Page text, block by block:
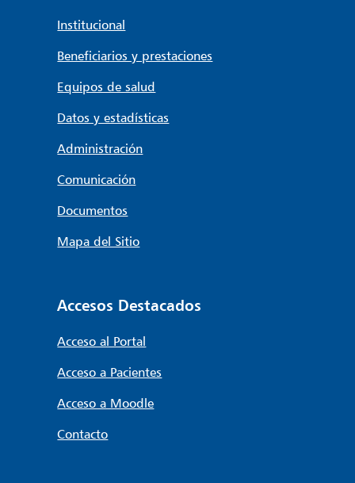
Institucional
Beneficiarios y prestaciones
Equipos de salud
Datos y estadísticas
Administración
Comunicación
Documentos
Mapa del Sitio
Accesos Destacados
Acceso al Portal
Acceso a Pacientes
Acceso a Moodle
Contacto